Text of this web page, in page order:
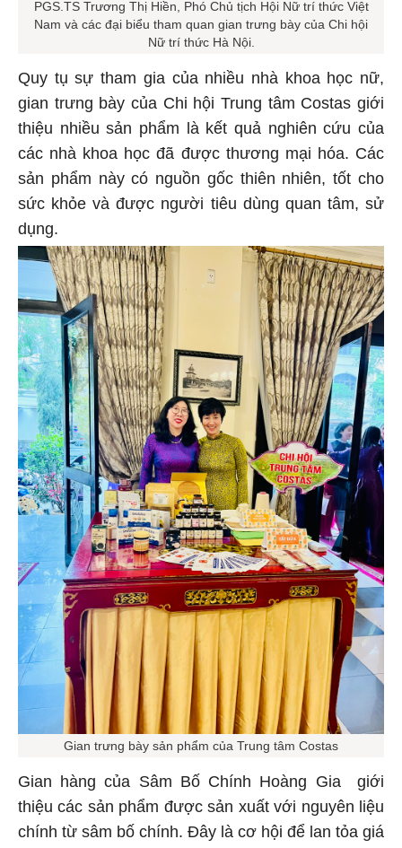
PGS.TS Trương Thị Hiền, Phó Chủ tịch Hội Nữ trí thức Việt
Nam và các đại biểu tham quan gian trưng bày của Chi hội
Nữ trí thức Hà Nội.
Quy tụ sự tham gia của nhiều nhà khoa học nữ,
gian trưng bày của Chi hội Trung tâm Costas giới
thiệu nhiều sản phẩm là kết quả nghiên cứu của
các nhà khoa học đã được thương mại hóa. Các
sản phẩm này có nguồn gốc thiên nhiên, tốt cho
sức khỏe và được người tiêu dùng quan tâm, sử
dụng.
Gian trưng bày sản phẩm của Trung tâm Costas
Gian hàng của Sâm Bố Chính Hoàng Gia giới
thiệu các sản phẩm được sản xuất với nguyên liệu
chính từ sâm bố chính. Đây là cơ hội để lan tỏa giá